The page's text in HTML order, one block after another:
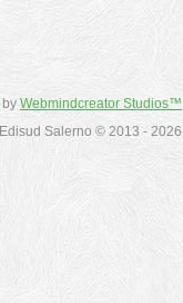
by Webmindcreator Studios™
Edisud Salerno © 2013 - 2026